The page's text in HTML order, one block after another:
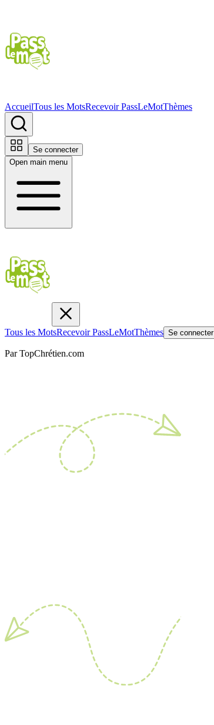
AccueilTous les MotsRecevoir PassLeMotThèmes
Se connecter
Open main menu
Tous les MotsRecevoir PassLeMotThèmes Se connecter
Par TopChrétien.com